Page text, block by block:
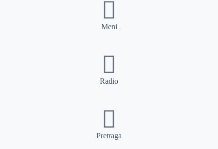
Meni
Radio
Pretraga